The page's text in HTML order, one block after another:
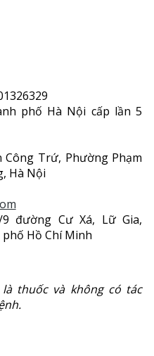
phố Hà Nội cấp lần 5
Trứ, Phường Phạm
Hà Nội
9 đường Cư Xá, Lữ Gia,
Hồ Chí Minh
thuốc và không có tác